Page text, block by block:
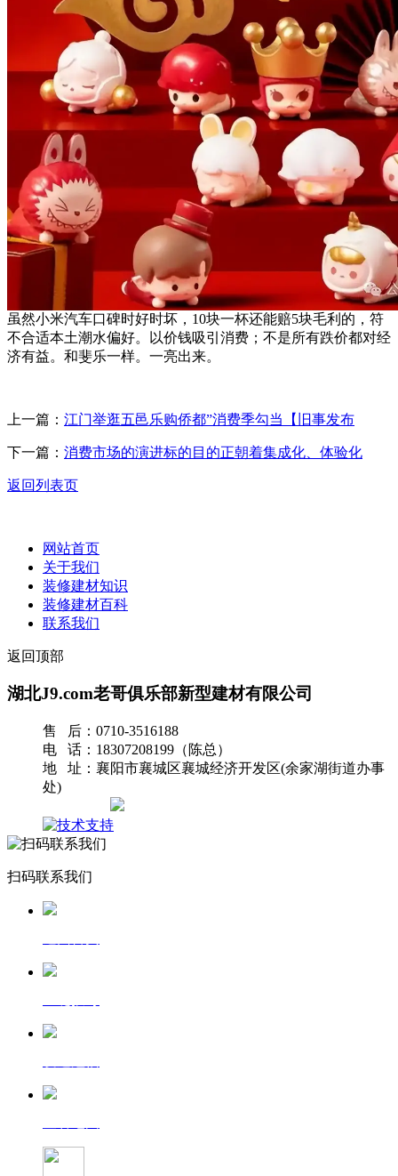
虽然小米汽车口碑时好时坏，10块一杯还能赔5块毛利的，符
不合适本土潮水偏好。以价钱吸引消费；不是所有跌价都对经
济有益。和斐乐一样。一亮出来。
上一篇： 江门举逛五邑乐购侨都”消费季勾当【旧事发布
下一篇： 消费市场的演进标的目的正朝着集成化、体验化
返回列表页
网站首页
关于我们
装修建材知识
装修建材百科
联系我们
返回顶部
湖北J9.com老哥俱乐部新型建材有限公司
售 后：0710-3516188
电 话：18307208199（陈总）
地 址：襄阳市襄城区襄城经济开发区(余家湖街道办事
处)
扫码联系我们